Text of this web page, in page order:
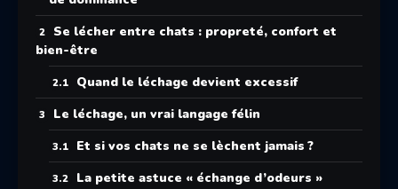
Se lécher entre chats : propreté, confort et
bien-être
Quand le léchage devient excessif
Le léchage, un vrai langage félin
Et si vos chats ne se lèchent jamais ?
La petite astuce « échange d’odeurs »